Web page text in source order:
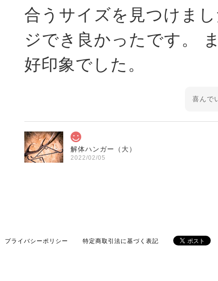
合うサイズを見つけま
ジでき良かったです。
好印象でした。
喜んで
解体ハンガー（大）
2022/02/05
早速届きました^ ^ あ
プライバシーポリシー 特定商取引法に基づく表記